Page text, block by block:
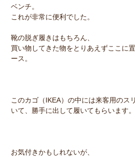
ベンチ。
これが非常に便利でした。
靴の脱ぎ履きはもちろん、
買い物してきた物をとりあえずここに
ース。
このカゴ（IKEA）の中には来客用のス
いて、勝手に出して履いてもらいます。
お気付きかもしれないが、